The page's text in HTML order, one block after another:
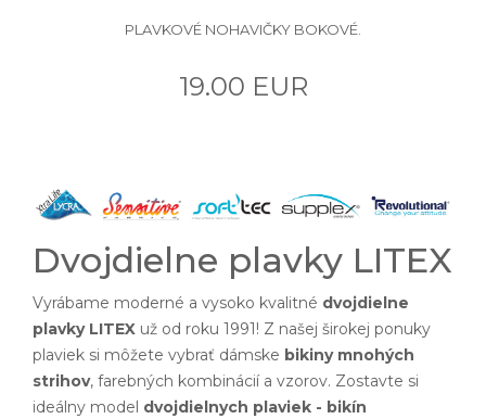
PLAVKOVÉ NOHAVIČKY BOKOVÉ.
19.00 EUR
Dvojdielne plavky LITEX
Vyrábame moderné a vysoko kvalitné dvojdielne
plavky LITEX už od roku 1991! Z našej širokej ponuky
plaviek si môžete vybrať dámske bikiny mnohých
strihov, farebných kombinácií a vzorov. Zostavte si
ideálny model dvojdielnych plaviek - bikín